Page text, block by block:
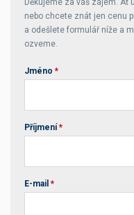
Děkujeme za váš zájem. Ať
nebo chcete znát jen cenu
a odešlete formulář níže a
ozveme.
Jméno *
Příjmení *
E-mail *